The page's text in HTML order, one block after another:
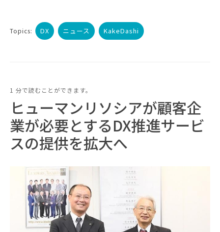
Topics: DX ニュース KakeDashi
1 分で読むことができます。
ヒューマンリソシアが顧客企
業が必要とするDX推進サービ
スの提供を拡大へ